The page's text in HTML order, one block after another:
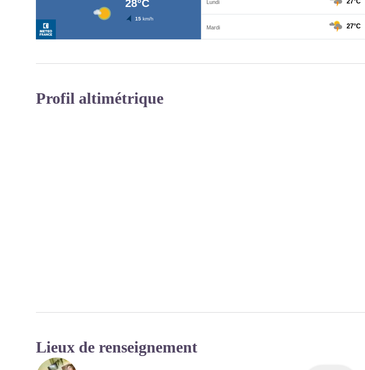
Profil altimétrique
Lieux de renseignement